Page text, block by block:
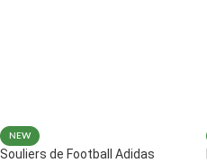
NEW
Souliers de Football Adidas